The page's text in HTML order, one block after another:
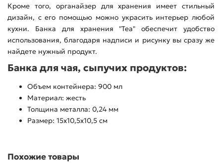
Кроме того, органайзер для хранения имеет стильный
дизайн, с его помощью можно украсить интерьер любой
кухни. Банка для хранения "Tea" обеспечит удобство
использования, благодаря надписи и рисунку вы сразу же
найдете нужный продукт.
Банка для чая, сыпучих продуктов:
Объем контейнера: 900 мл
Материал: жесть
Толщина металла: 0,24 мм
Размер: 15х10,5х10,5 см
Похожие товары